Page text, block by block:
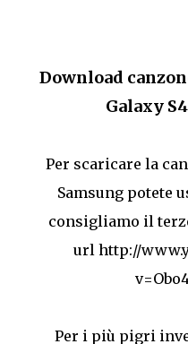
Download
Galaxy
Per scaricare la
Samsung potete
consigliamo il
url http://
Per i più pigri